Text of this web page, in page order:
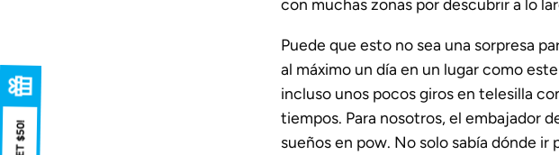
con muchas zonas por descubrir a lo
Puede que esto no sea una sorpresa
al máximo un día en un lugar como
incluso unos pocos giros en telesilla
tiempos. Para nosotros, el embajador
sueños en pow. No solo sabía dónde